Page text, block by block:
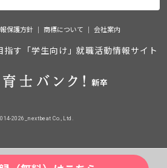
保護方針 商標について 会社案内
指す「学生向け」就職活動情報サイト
2026_nextbeat Co., Ltd.